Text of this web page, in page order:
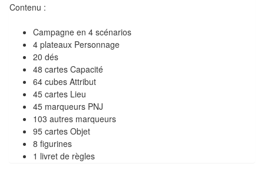
Coopératif
Gestion
Escape
Game
Enquête
Jeux
évolutifs
Contenu :
Campagne en 4 scénarios
4 plateaux Personnage
20 dés
48 cartes Capacité
64 cubes Attribut
45 cartes Lieu
45 marqueurs PNJ
103 autres marqueurs
95 cartes Objet
8 figurines
1 livret de règles